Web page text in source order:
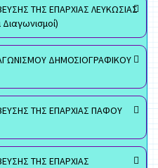
ΤΗΣ ΕΠΑΡΧΙΑΣ ΛΕΥΚΩΣΙΑΣ
ΔΗΜΟΣΙΟΓΡΑΦΙΚΟΥ
ΤΗΣ ΕΠΑΡΧΙΑΣ ΠΑΦΟΥ
ΤΗΣ ΕΠΑΡΧΙΑΣ